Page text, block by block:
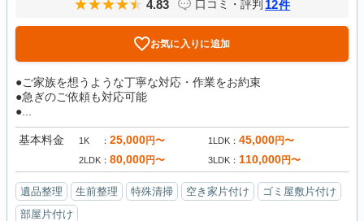
4.83 口コミ・評判 12件
お気に入りに追加
●ご家族を想うような丁寧な対応・作業をお約束
●急ぎのご依頼も対応可能
●...
基本料金 1K 25,000円〜 1LDK 45,000円〜
2LDK 80,000円〜 3LDK 110,000円〜
遺品整理 生前整理 特殊清掃 空き家片付け
ゴミ屋敷片付け
部屋片付け